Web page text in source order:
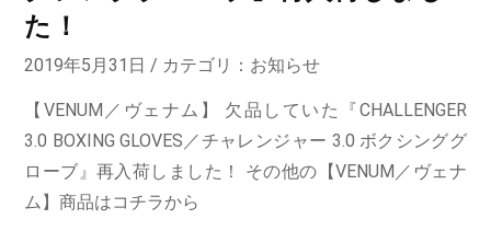
た！
2019年5月31日 / カテゴリ： お知らせ
【VENUM／ヴェナム】 欠品していた『CHALLENGER
3.0 BOXING GLOVES／チャレンジャー 3.0 ボクシンググ
ローブ』再入荷しました！ その他の【VENUM／ヴェナ
ム】商品はコチラから